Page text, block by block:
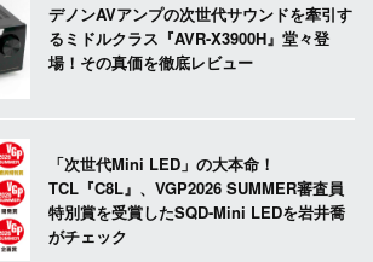
デノンAVアンプの次世代サウンドを牽引す
るミドルクラス『AVR-X3900H』堂々登
場！その真価を徹底レビュー
「次世代Mini LED」の大本命！
TCL『C8L』、VGP2026 SUMMER審査員
特別賞を受賞したSQD-Mini LEDを岩井喬
がチェック